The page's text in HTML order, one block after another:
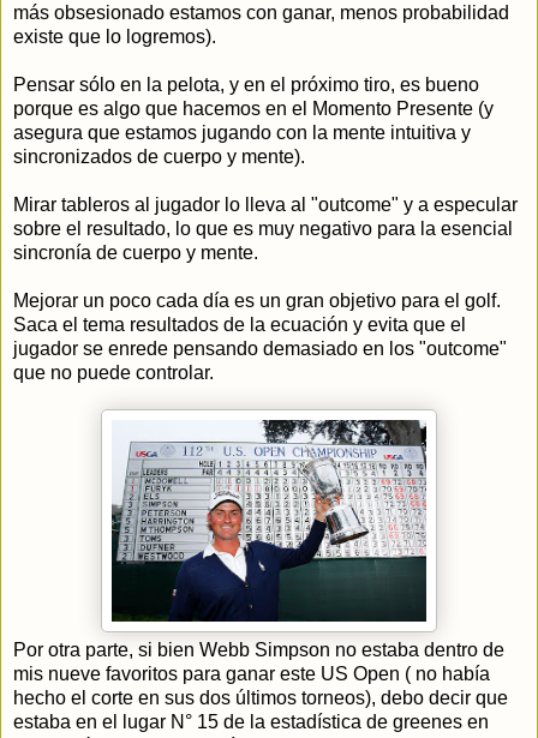
más obsesionado estamos con ganar, menos probabilidad
existe que lo logremos).
Pensar sólo en la pelota, y en el próximo tiro, es bueno
porque es algo que hacemos en el Momento Presente (y
asegura que estamos jugando con la mente intuitiva y
sincronizados de cuerpo y mente).
Mirar tableros al jugador lo lleva al "outcome" y a especular
sobre el resultado, lo que es muy negativo para la esencial
sincronía de cuerpo y mente.
Mejorar un poco cada día es un gran objetivo para el golf.
Saca el tema resultados de la ecuación y evita que el
jugador se enrede pensando demasiado en los "outcome"
que no puede controlar.
Por otra parte, si bien Webb Simpson no estaba dentro de
mis nueve favoritos para ganar este US Open ( no había
hecho el corte en sus dos últimos torneos), debo decir que
estaba en el lugar N° 15 de la estadística de greenes en